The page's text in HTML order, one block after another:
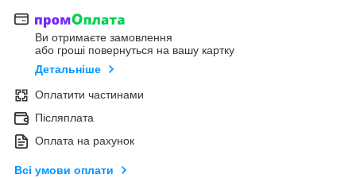
Ви отримаєте замовлення
або гроші повернуться на вашу картку
Детальніше
Оплатити частинами
Післяплата
Оплата на рахунок
Всі умови оплати